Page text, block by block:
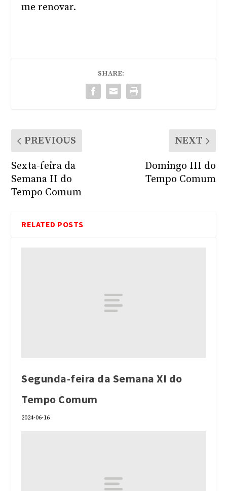
me renovar.
SHARE:
PREVIOUS
Sexta-feira da
Semana II do
Tempo Comum
NEXT
Domingo III do
Tempo Comum
RELATED POSTS
Segunda-feira da Semana XI do
Tempo Comum
2024-06-16